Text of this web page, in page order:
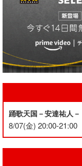
踊歌天国－安達祐人－
8/07(金) 20:00-21:00